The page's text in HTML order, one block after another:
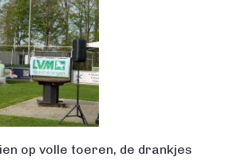
op volle toeren, de drankjes